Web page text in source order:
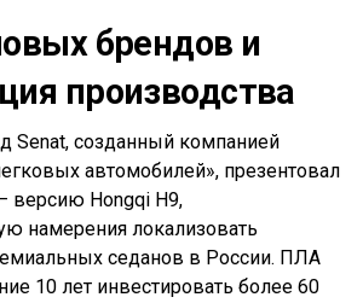
брендов и
производства
Senat, созданный компанией
автомобилей», презентовал
версию Hongqi H9,
намерения локализовать
седанов в России. ПЛА
10 лет инвестировать более 60